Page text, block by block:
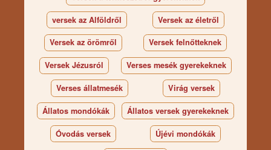
versek az Alföldről Versek az életről
Versek az örömről Versek felnőtteknek
Versek Jézusról Verses mesék gyerekeknek
Verses állatmesék Virág versek
Állatos mondókák Állatos versek gyerekeknek
Óvodás versek Újévi mondókák